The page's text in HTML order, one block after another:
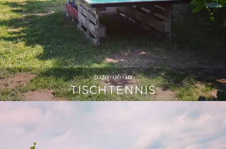
2020-06-10
TISCHTENNIS